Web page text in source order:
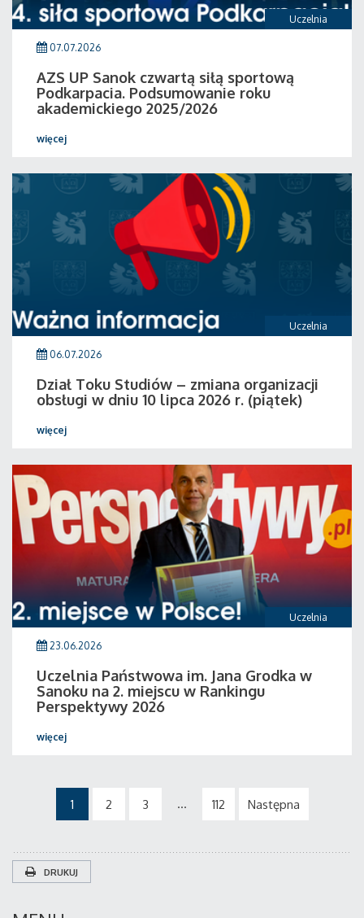
Uczelnia
07.07.2026
AZS UP Sanok czwartą siłą sportową
Podkarpacia. Podsumowanie roku
akademickiego 2025/2026
więcej
Uczelnia
06.07.2026
Dział Toku Studiów – zmiana organizacji
obsługi w dniu 10 lipca 2026 r. (piątek)
więcej
Uczelnia
23.06.2026
Uczelnia Państwowa im. Jana Grodka w
Sanoku na 2. miejscu w Rankingu
Perspektywy 2026
więcej
1 2 3 ... 112 Następna
DRUKUJ